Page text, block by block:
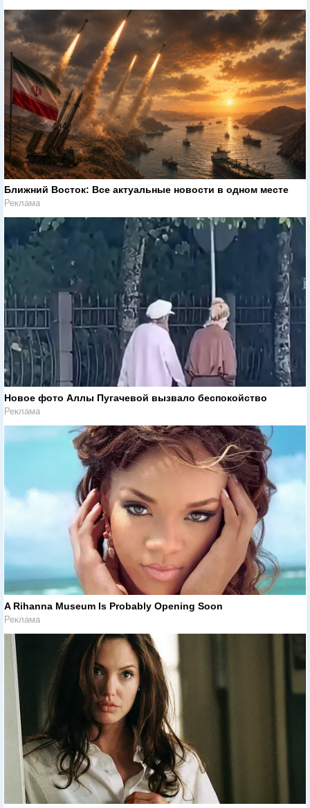
Ближний Восток: Все актуальные новости в одном месте
Реклама
Новое фото Аллы Пугачевой вызвало беспокойство
Реклама
A Rihanna Museum Is Probably Opening Soon
Реклама